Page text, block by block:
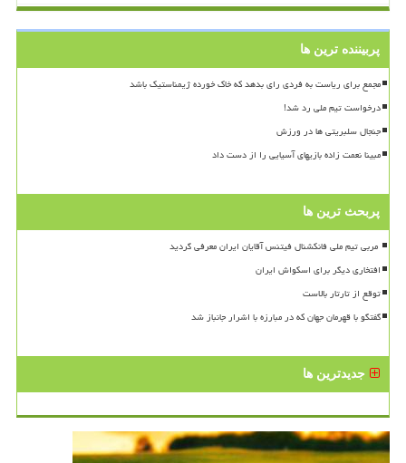
پربیننده ترین ها
مجمع برای ریاست به فردی رای بدهد که خاک خورده ژیمناستیک باشد
درخواست تیم ملی رد شد!
جنجال سلبریتی ها در ورزش
مبینا نعمت زاده بازیهای آسیایی را از دست داد
پربحث ترین ها
افتخاری دیگر برای اسکواش ایران
توقع از تارتار بالاست
گفتگو با قهرمان جهان که در مبارزه با اشرار جانباز شد
جدیدترین ها